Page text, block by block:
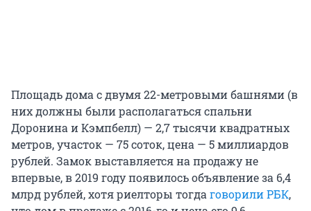
Площадь дома с двумя 22-метровыми башнями (в
них должны были располагаться спальни
Доронина и Кэмпбелл) — 2,7 тысячи квадратных
метров, участок — 75 соток, цена — 5 миллиардов
рублей. Замок выставляется на продажу не
впервые, в 2019 году появилось объявление за 6,4
млрд рублей, хотя риелторы тогда говорили РБК,